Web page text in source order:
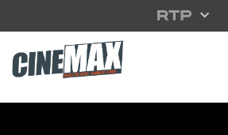
Saltar para o conteúdo principal
Filme em Cartaz